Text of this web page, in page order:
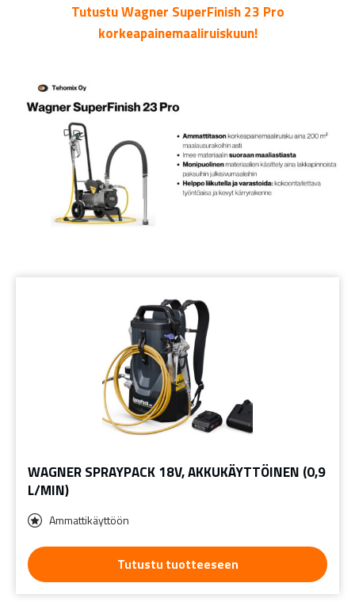
Tutustu Wagner SuperFinish 23 Pro
korkeapainemaaliruiskuun!
WAGNER SPRAYPACK 18V, AKKUKÄYTTÖINEN (0,9
L/MIN)
Ammattikäyttöön
Tutustu tuotteeseen